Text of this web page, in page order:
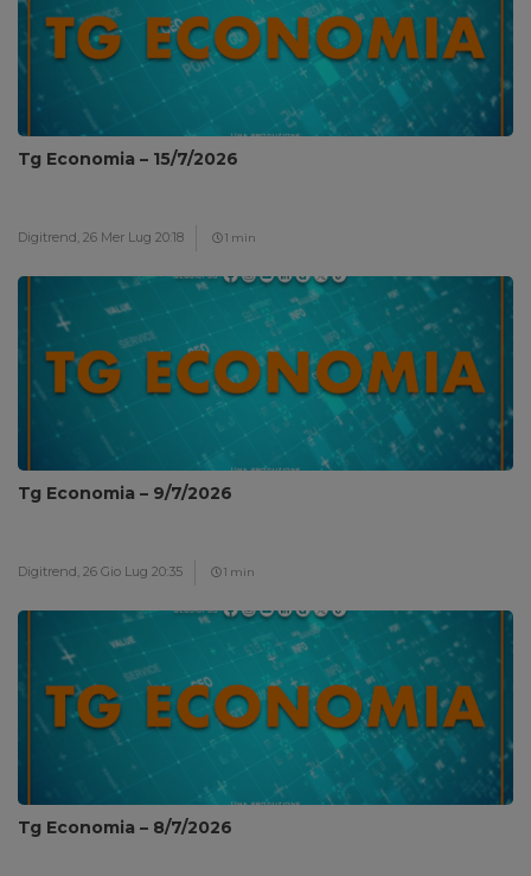
Tg Economia – 15/7/2026
Digitrend, 26 Mer Lug 20:18 1 min
Tg Economia – 9/7/2026
Digitrend, 26 Gio Lug 20:35 1 min
Tg Economia – 8/7/2026